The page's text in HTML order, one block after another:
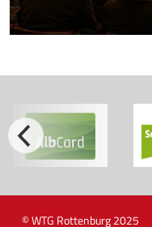
© WTG Rottenburg 2025